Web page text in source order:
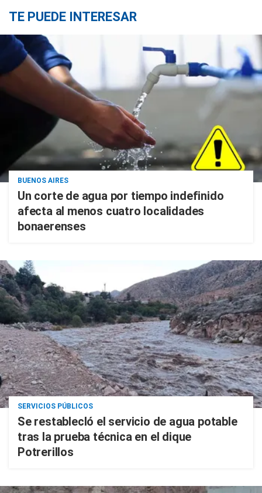
TE PUEDE INTERESAR
BUENOS AIRES
Un corte de agua por tiempo indefinido
afecta al menos cuatro localidades
bonaerenses
SERVICIOS PÚBLICOS
Se restablecIó el servicio de agua potable
tras la prueba técnica en el dique
Potrerillos